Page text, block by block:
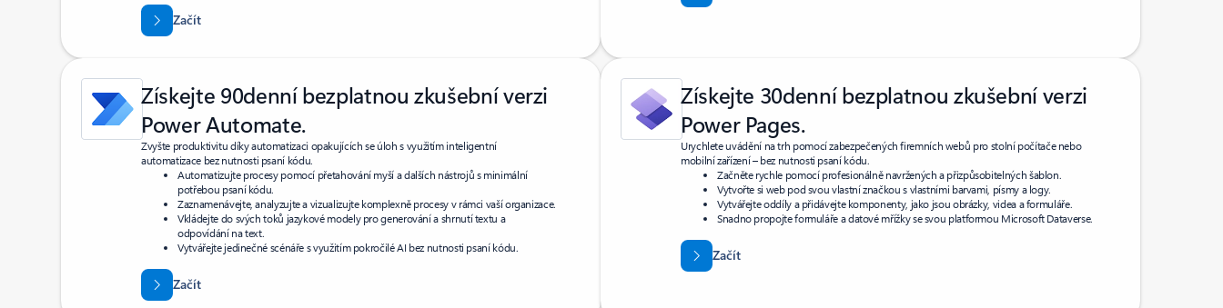
Začít
Získejte 90denní bezplatnou zkušební verzi
Power Automate.
Zvyšte produktivitu díky automatizaci opakujících se úloh s využitím inteligentní
automatizace bez nutnosti psaní kódu.
Automatizujte procesy pomocí přetahování myší a dalších nástrojů s minimální
potřebou psaní kódu.
Zaznamenávejte, analyzujte a vizualizujte komplexně procesy v rámci vaší organizace.
Vkládejte do svých toků jazykové modely pro generování a shrnutí textu a
odpovídání na text.
Vytvářejte jedinečné scénáře s využitím pokročilé AI bez nutnosti psaní kódu.
Začít
Získejte 30denní bezplatnou zkušební verzi
Power Pages.
Urychlete uvádění na trh pomocí zabezpečených firemních webů pro stolní počítače nebo
mobilní zařízení – bez nutnosti psaní kódu.
Začněte rychle pomocí profesionálně navržených a přizpůsobitelných šablon.
Vytvořte si web pod svou vlastní značkou s vlastními barvami, písmy a logy.
Vytvářejte oddíly a přidávejte komponenty, jako jsou obrázky, videa a formuláře.
Snadno propojte formuláře a datové mřížky se svou platformou Microsoft Dataverse.
Začít